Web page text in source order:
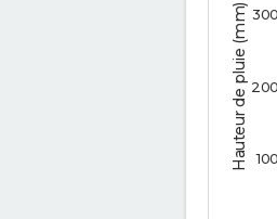
Hauteur de pluie (mm) 100
200
300